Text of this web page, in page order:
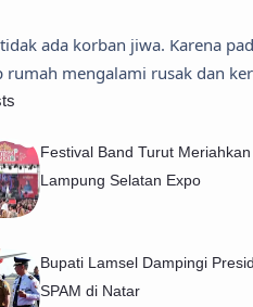
ada korban jiwa. Karena
rumah mengalami rusak dan
Festival Band Turut
Lampung Selatan Expo
Bupati Lamsel Dampingi
SPAM di Natar